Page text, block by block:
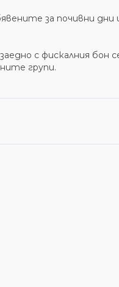
за почивни дни
с фискалния бон
групи.